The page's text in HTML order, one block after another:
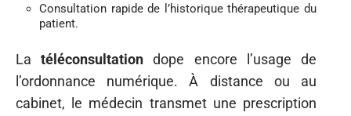
Consultation rapide de l’historique thérapeutique du
patient.
Latéléconsultation dope encore l’usage de
l’ordonnance numérique. À distance ou au
cabinet, le médecin transmet une prescription